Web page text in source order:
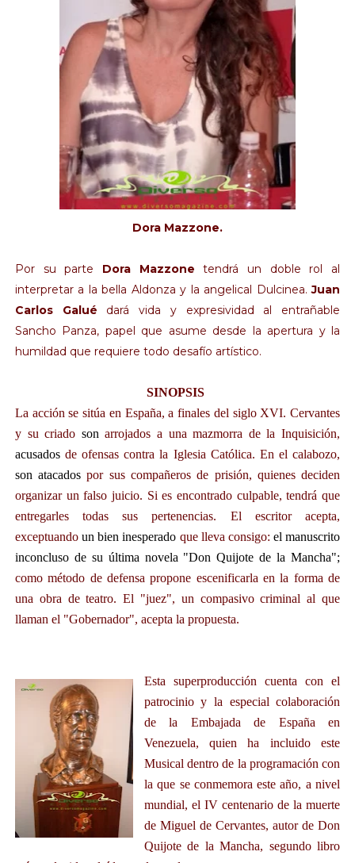
Dora Mazzone.
Por su parte Dora Mazzone tendrá un doble rol al
interpretar a la bella Aldonza y la angelical Dulcinea.Juan
Carlos Galué dará vida y expresividad al entrañable
Sancho Panza, papel que asume desde la apertura y la
humildad que requiere todo desafío artístico.
SINOPSIS
La acción se sitúa en España, a finales del siglo XVI. Cervantes
y su criado son arrojados a una mazmorra de la Inquisición,
acusadosde ofensas contra la Iglesia Católica. En el calabozo,
son atacados por sus compañeros de prisión, quienes deciden
organizar un falso juicio. Si es encontrado culpable, tendrá que
entregarles todas sus pertenencias. El escritor acepta,
exceptuandoun bien inesperado que lleva consigo: el manuscrito
inconcluso de su última novela "Don Quijote de la Mancha";
como método de defensa propone escenificarla en la forma de
una obra de teatro. El "juez", un compasivo criminal al que
llaman el "Gobernador", acepta la propuesta.
Esta superproducción cuenta con el
patrocinio y la especial colaboración
de la Embajada de España en
Venezuela, quien ha incluido este
Musical dentro de la programación con
la que se conmemora este año, a nivel
mundial, el IV centenario de la muerte
de Miguel de Cervantes,autor de Don
Quijote de la Mancha, segundo libro